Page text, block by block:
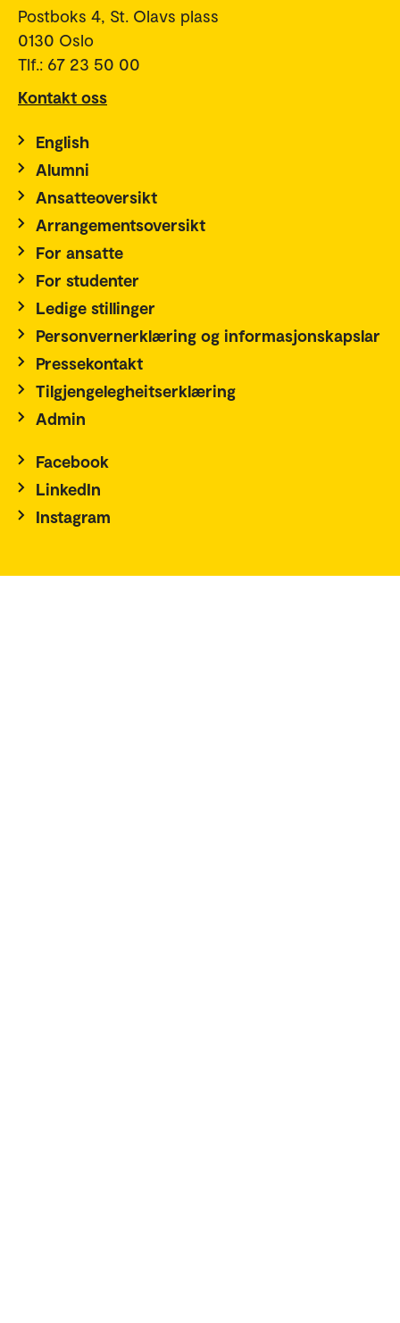
Postboks 4, St. Olavs plass
0130 Oslo
Tlf.: 67 23 50 00
Kontakt oss
English
Alumni
Ansatteoversikt
Arrangementsoversikt
For ansatte
For studenter
Ledige stillinger
Personvernerklæring og informasjonskapslar
Pressekontakt
Tilgjengelegheitserklæring
Admin
Facebook
LinkedIn
Instagram